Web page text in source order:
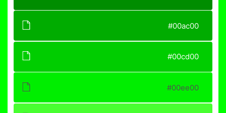
#00ac00
#00cd00
#00ee00